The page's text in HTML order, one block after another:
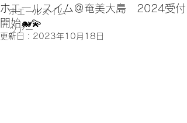
ホエールスイム
ツアー
ホエールスイム＠奄美大島 2024受付
開始🐋💫
更新日： 2023年10月18日